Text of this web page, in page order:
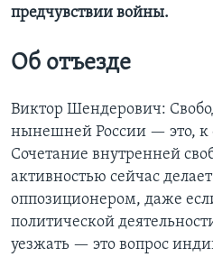
предчувствии войны.
Об отъезде
Виктор Шендерович:
нынешней России — это,
Cочетание внутренней
активностью сейчас
оппозиционером, даже
политической
уезжать — это вопрос